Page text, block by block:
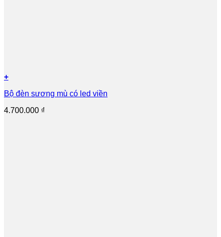
+
Bộ đèn sương mù có led viền
4.700.000 ₫